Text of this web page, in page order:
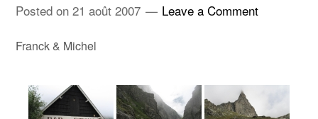
Posted on21 août 2007 Leave a Comment
Franck & Michel